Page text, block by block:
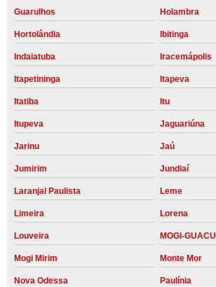
Guarulhos Holambra
Hortolândia Ibitinga
Indaiatuba Iracemápolis
Itapetininga Itapeva
Itatiba Itu
Itupeva Jaguariúna
Jarinu Jaú
Jumirim Jundiaí
Laranjal Paulista Leme
Limeira Lorena
Louveira MOGI-GUACU
Mogi Mirim Monte Mor
Nova Odessa Paulínia